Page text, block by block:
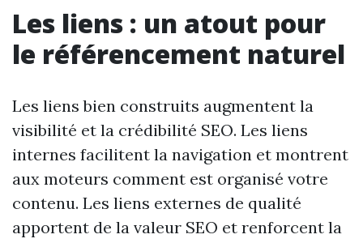
Les liens : un atout pour
le référencement naturel
Les liens bien construits augmentent la
visibilité et la crédibilité SEO. Les liens
internes facilitent la navigation et montrent
aux moteurs comment est organisé votre
contenu. Les liens externes de qualité
apportent de la valeur SEO et renforcent la